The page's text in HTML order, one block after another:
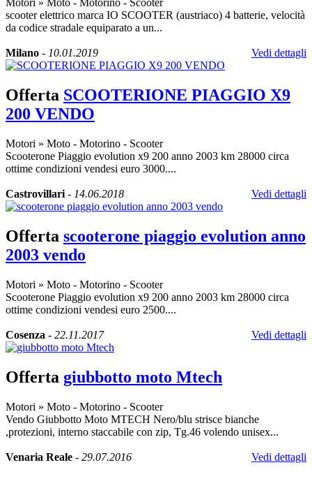
Motori » Moto - Motorino - Scooter
scooter elettrico marca IO SCOOTER (austriaco) 4 batterie, velocità
da codice stradale equiparato a un...
Milano - 10.01.2019 Vedi dettagli
Offerta SCOOTERIONE PIAGGIO X9
200 VENDO
Motori » Moto - Motorino - Scooter
Scooterone Piaggio evolution x9 200 anno 2003 km 28000 circa
ottime condizioni vendesi euro 3000....
Castrovillari - 14.06.2018 Vedi dettagli
Offerta scooterone piaggio evolution anno
2003 vendo
Motori » Moto - Motorino - Scooter
Scooterone Piaggio evolution x9 200 anno 2003 km 28000 circa
ottime condizioni vendesi euro 2500....
Cosenza - 22.11.2017 Vedi dettagli
Offerta giubbotto moto Mtech
Motori » Moto - Motorino - Scooter
Vendo Giubbotto Moto MTECH Nero/blu strisce bianche
,protezioni, interno staccabile con zip, Tg.46 volendo unisex...
Venaria Reale - 29.07.2016 Vedi dettagli